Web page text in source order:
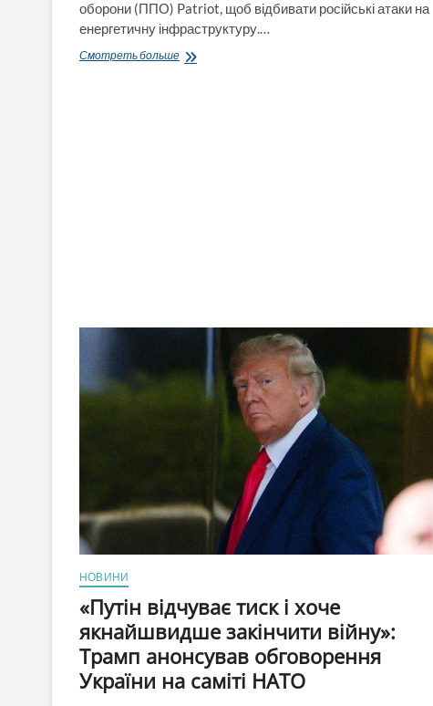
оборони (ППО) Patriot, щоб відбивати російські атаки на
енергетичну інфраструктуру.…
Смотреть большеЗеленський
НОВИНИ
«Путін відчуває тиск і хоче
якнайшвидше закінчити війну»:
Трамп анонсував обговорення
України на саміті НАТО